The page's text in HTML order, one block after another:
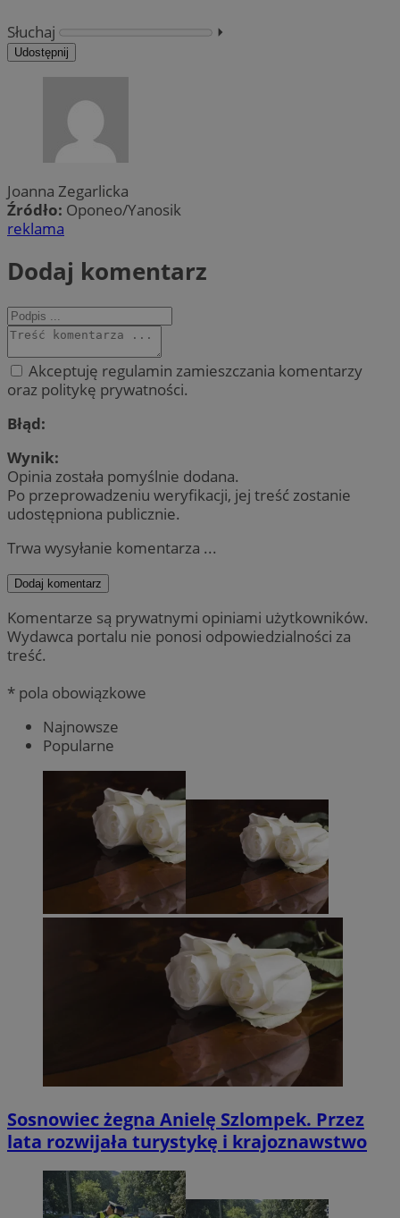
Słuchaj ⏵︎
Udostępnij
Joanna Zegarlicka
Źródło: Oponeo/Yanosik
reklama
Dodaj komentarz
Akceptuję regulamin zamieszczania komentarzy
oraz politykę prywatności.
Błąd:
Wynik:
Opinia została pomyślnie dodana.
Po przeprowadzeniu weryfikacji, jej treść zostanie
udostępniona publicznie.
Trwa wysyłanie komentarza ...
Dodaj komentarz
Komentarze są prywatnymi opiniami użytkowników.
Wydawca portalu nie ponosi odpowiedzialności za
treść.
* pola obowiązkowe
Najnowsze
Popularne
Sosnowiec żegna Anielę Szlompek. Przez
lata rozwijała turystykę i krajoznawstwo